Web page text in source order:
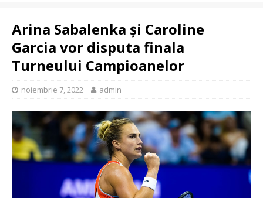
Arina Sabalenka şi Caroline
Garcia vor disputa finala
Turneului Campioanelor
noiembrie 7, 2022 admin